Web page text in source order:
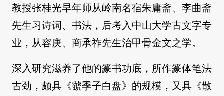
教授张桂光早年师从岭南名宿朱庸斋、李曲斋
先生习诗词、书法，后考入中山大学古文字专
业，从容庚、商承祚先生治甲骨金文之学。
深入研究滋养了他的篆书功底，所作篆体笔法
古劲，颇具《虢季子白盘》的规模，又具《散